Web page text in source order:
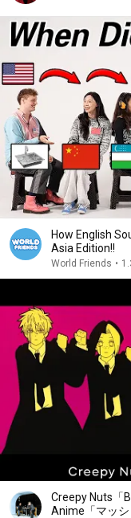
いつも夢中　
あなたのこと
そう美しく　
あなたと共に咲
いつだってあ
愛されていたい
時に強く　逞
守られてばか
あなたへの気
私の全てを…
オトメの心得
How English
Asia Edition!!
World Friends •
Creepy Nuts「
Anime「マッ